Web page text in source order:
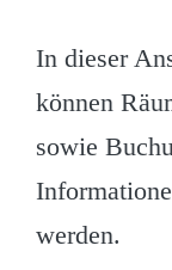
In dieser
können
sowie
werden.